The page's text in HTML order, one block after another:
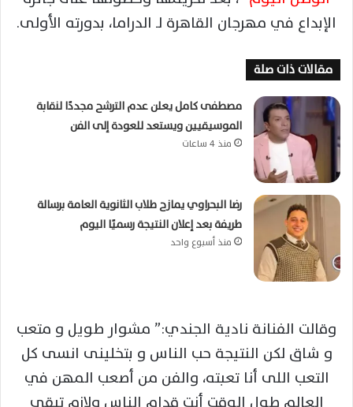
الإبداع في مهرجان القاهرة لـ الدراما، بدورته الأولى.
مقالات ذات صلة
مصطفى كامل يعلن عدم الترشح مجددًا لنقابة
الموسيقيين ويستعد للعودة إلى الفن
منذ 4 ساعات
رضا البحراوي يمازح طلاب الثانوية العامة برسالة
طريفة بعد إعلان النتيجة رسميًا اليوم
منذ أسبوع واحد
وقالت الفنانة نادية الجندي:” مشوار طويل و متعب
و شاق لكن النتيجة حب الناس و بتخلينى انسى كل
التعب اللى أنا تعبته، والفن من أصعب المهن في